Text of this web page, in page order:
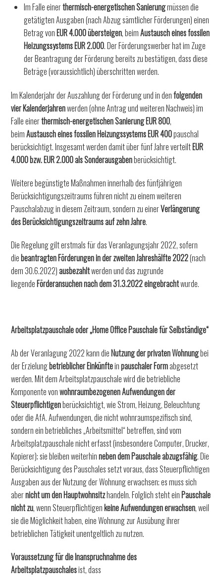
Im Falle einerthermisch-energetischen Sanierungmüssen die
getätigten Ausgaben (nach Abzug sämtlicher Förderungen) einen
Betrag vonEUR 4.000 übersteigen, beimAustausch eines fossilen
Heizungssystems EUR 2.000. Der Förderungswerber hat im Zuge
der Beantragung der Förderung bereits zu bestätigen, dass diese
Beträge (voraussichtlich) überschritten werden.
Im Kalenderjahr der Auszahlung der Förderung und in denfolgenden
vier Kalenderjahrenwerden (ohne Antrag und weiteren Nachweis) im
Falle einerthermisch-energetischen Sanierung EUR 800,
beimAustausch eines fossilen Heizungssystems EUR 400pauschal
berücksichtigt. Insgesamt werden damit über fünf Jahre verteiltEUR
4.000 bzw. EUR 2.000 als Sonderausgabenberücksichtigt.
Weitere begünstigte Maßnahmen innerhalb des fünfjährigen
Berücksichtigungszeitraums führen nicht zu einem weiteren
Pauschalabzug in diesem Zeitraum, sondern zu einerVerlängerung
des Berücksichtigungszeitraums auf zehn Jahre.
Die Regelung gilt erstmals für das Veranlagungsjahr 2022, sofern
diebeantragten Förderungen in der zweiten Jahreshälfte 2022(nach
dem 30.6.2022)ausbezahltwerden und das zugrunde
liegendeFörderansuchen nach dem 31.3.2022eingebrachtwurde.
Arbeitsplatzpauschale oder „Home Office Pauschale für Selbständige“
Ab der Veranlagung 2022 kann dieNutzung der privaten Wohnungbei
der Erzielungbetrieblicher Einkünfteinpauschaler Formabgesetzt
werden. Mit dem Arbeitsplatzpauschale wird die betriebliche
Komponente vonwohnraumbezogenen Aufwendungen der
Steuerpflichtigenberücksichtigt, wie Strom, Heizung, Beleuchtung
oder die AfA. Aufwendungen, die nicht wohnraumspezifisch sind,
sondern ein betriebliches „Arbeitsmittel“ betreffen, sind vom
Arbeitsplatzpauschale nicht erfasst (insbesondere Computer, Drucker,
Kopierer); sie bleiben weiterhinneben dem Pauschale abzugsfähig. Die
Berücksichtigung des Pauschales setzt voraus, dass Steuerpflichtigen
Ausgaben aus der Nutzung der Wohnung erwachsen; es muss sich
abernicht um den Hauptwohnsitzhandeln. Folglich steht einPauschale
nicht zu, wenn Steuerpflichtigenkeine Aufwendungen erwachsen, weil
sie die Möglichkeit haben, eine Wohnung zur Ausübung ihrer
betrieblichen Tätigkeit unentgeltlich zu nutzen.
Voraussetzung für die Inanspruchnahme des
Arbeitsplatzpauschalesist, dass